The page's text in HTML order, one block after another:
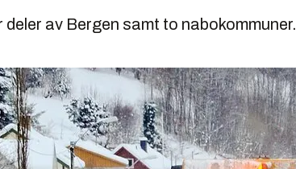
av Bergen samt to nabokommuner.